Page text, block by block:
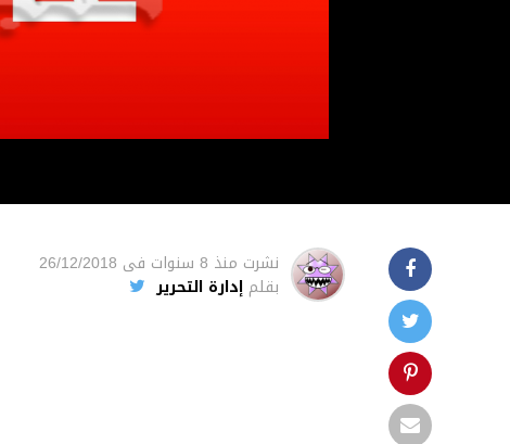
نشرت منذ 8 سنوات فى 26/12/2018
بقلم إدارة التحرير